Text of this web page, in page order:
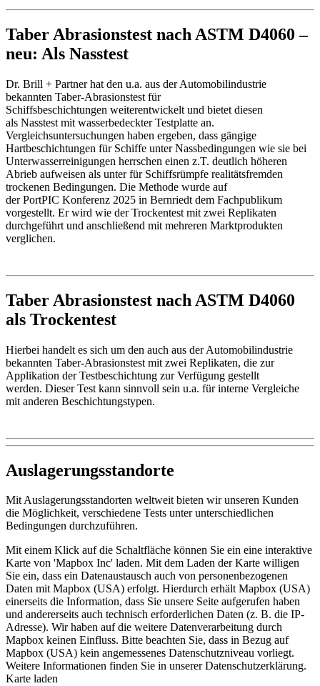
Taber Abrasionstest nach ASTM D4060 –
neu: Als Nasstest
Dr. Brill + Partner hat den u.a. aus der Automobilindustrie
bekannten Taber-Abrasionstest für
Schiffsbeschichtungen weiterentwickelt und bietet diesen
als Nasstest mit wasserbedeckter Testplatte an.
Vergleichsuntersuchungen haben ergeben, dass gängige
Hartbeschichtungen für Schiffe unter Nassbedingungen wie sie bei
Unterwasserreinigungen herrschen einen z.T. deutlich höheren
Abrieb aufweisen als unter für Schiffsrümpfe realitätsfremden
trockenen Bedingungen. Die Methode wurde auf
der PortPIC Konferenz 2025 in Bernriedt dem Fachpublikum
vorgestellt. Er wird wie der Trockentest mit zwei Replikaten
durchgeführt und anschließend mit mehreren Marktprodukten
verglichen.
Taber Abrasionstest nach ASTM D4060
als Trockentest
Hierbei handelt es sich um den auch aus der Automobilindustrie
bekannten Taber-Abrasionstest mit zwei Replikaten, die zur
Applikation der Testbeschichtung zur Verfügung gestellt
werden. Dieser Test kann sinnvoll sein u.a. für interne Vergleiche
mit anderen Beschichtungstypen.
Auslagerungsstandorte
Mit Auslagerungsstandorten weltweit bieten wir unseren Kunden
die Möglichkeit, verschiedene Tests unter unterschiedlichen
Bedingungen durchzuführen.
Mit einem Klick auf die Schaltfläche können Sie ein eine interaktive
Karte von 'Mapbox Inc' laden. Mit dem Laden der Karte willigen
Sie ein, dass ein Datenaustausch auch von personenbezogenen
Daten mit Mapbox (USA) erfolgt. Hierdurch erhält Mapbox (USA)
einerseits die Information, dass Sie unsere Seite aufgerufen haben
und andererseits auch technisch erforderlichen Daten (z. B. die IP-
Adresse). Wir haben auf die weitere Datenverarbeitung durch
Mapbox keinen Einfluss. Bitte beachten Sie, dass in Bezug auf
Mapbox (USA) kein angemessenes Datenschutzniveau vorliegt.
Weitere Informationen finden Sie in unserer Datenschutzerklärung.
Karte laden